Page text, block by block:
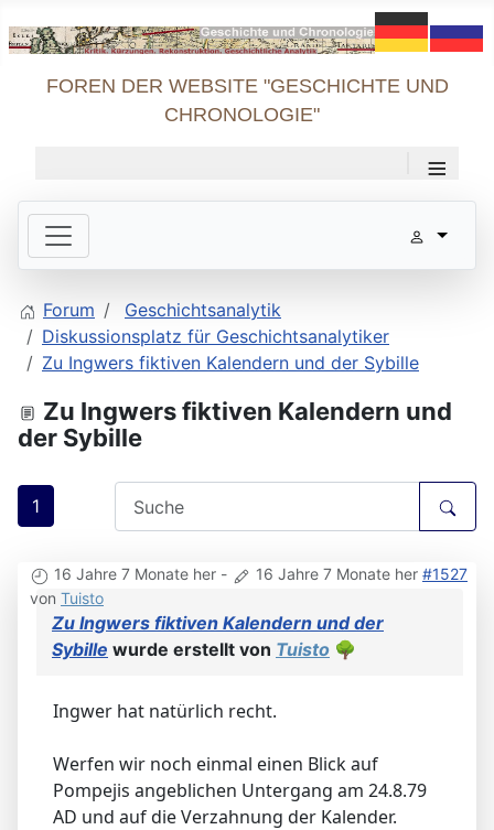
FOREN DER WEBSITE "GESCHICHTE UND
CHRONOLOGIE"
≡
Forum
Geschichtsanalytik
Diskussionsplatz für Geschichtsanalytiker
Zu Ingwers fiktiven Kalendern und der Sybille
Zu Ingwers fiktiven Kalendern und
der Sybille
1
16 Jahre 7 Monate her - 16 Jahre 7 Monate her #1527
von Tuisto
Zu Ingwers fiktiven Kalendern und der
Sybille wurde erstellt von Tuisto 🌳
Ingwer hat natürlich recht.
Werfen wir noch einmal einen Blick auf
Pompejis angeblichen Untergang am 24.8.79
AD und auf die Verzahnung der Kalender.